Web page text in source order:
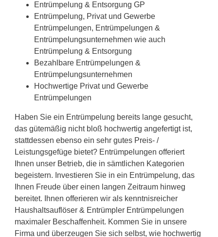
Entrümpelung & Entsorgung GP
Entrümpelung, Privat und Gewerbe
Entrümpelungen, Entrümpelungen &
Entrümpelungsunternehmen wie auch
Entrümpelung & Entsorgung
Bezahlbare Entrümpelungen &
Entrümpelungsunternehmen
Hochwertige Privat und Gewerbe
Entrümpelungen
Haben Sie ein Entrümpelung bereits lange gesucht,
das gütemäßig nicht bloß hochwertig angefertigt ist,
stattdessen ebenso ein sehr gutes Preis- /
Leistungsgefüge bietet? Entrümpelungen offeriert
Ihnen unser Betrieb, die in sämtlichen Kategorien
begeistern. Investieren Sie in ein Entrümpelung, das
Ihnen Freude über einen langen Zeitraum hinweg
bereitet. Ihnen offerieren wir als kenntnisreicher
Haushaltsauflöser & Entrümpler Entrümpelungen
maximaler Beschaffenheit. Kommen Sie in unsere
Firma und überzeugen Sie sich selbst, wie hochwertig